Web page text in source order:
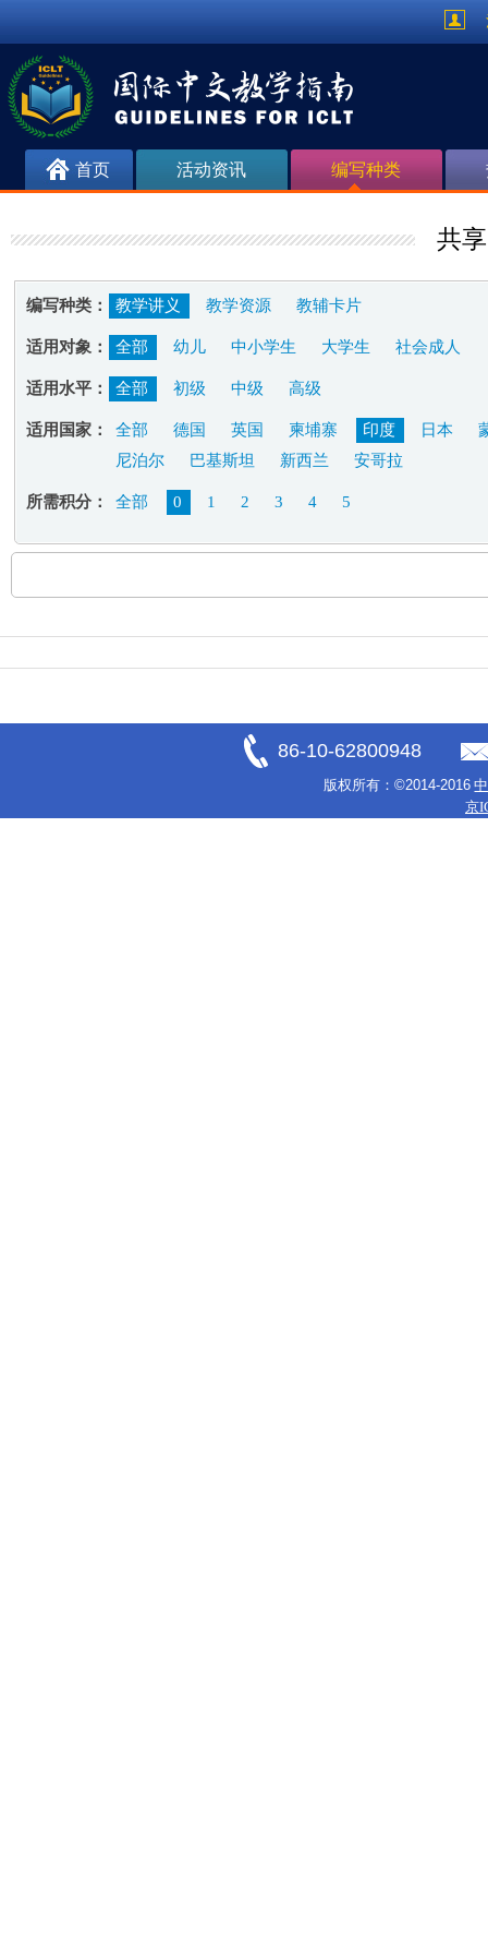
首页 活动资讯 编写种类
共
编写种类： 教学讲义 教学资源 教辅卡片
适用对象： 全部 幼儿 中小学生 大学生 社会成人
适用水平： 全部 初级 中级 高级
适用国家： 全部 德国 英国 柬埔寨 印度 日本
尼泊尔
巴基斯坦 新西兰 安哥拉
所需积分： 全部 0 1 2 3 4 5
86-10-62800948
版权所有：©2014-2016
京